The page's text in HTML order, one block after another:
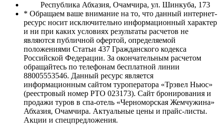
Республика Абхазия, Очамчира, ул. Шинкуба, 173
* Обращаем ваше внимание на то, что данный интернет-
ресурс носит исключительно информационный характер
и ни при каких условиях результаты расчетов не
являются публичной офертой, определяемой
положениями Статьи 437 Гражданского кодекса
Российской Федерации. За окончательным расчетом
обращайтесь по телефонам бесплатной линии
88005553546. Данный ресурс является
информационным сайтом туроператора «Трэвел Ньюс»
(реестровый номер РТО 023173). Сайт бронирования и
продажи туров в спа-отель «Черноморская Жемчужина»
Абхазия, Очамчира. Актуальные цены и прайс-листы.
Акции и спецпредложения.